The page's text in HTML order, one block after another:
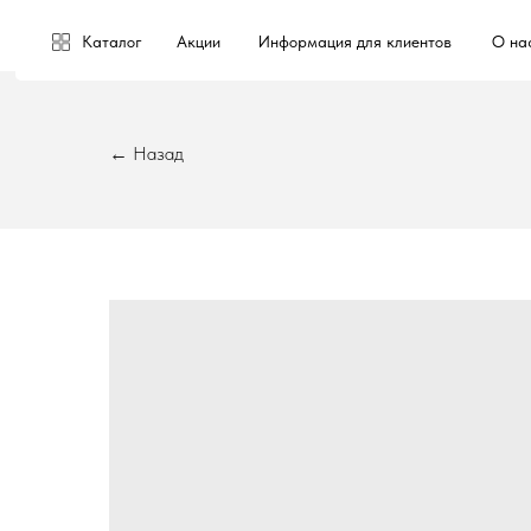
Каталог Акции Информация для клиентов О
← Назад